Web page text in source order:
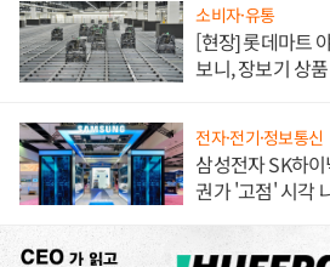
소비자·유통
[현장] 롯데마트
보니, 장보기 상
전자·전기·정보통신
삼성전자 SK하
권가 '고점' 시각